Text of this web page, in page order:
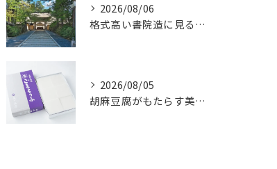
2026/08/06
格式高い書院造に見る金剛峯寺の中世から近世への変遷
2026/08/05
胡麻豆腐がもたらす美肌の秘密：ビタミンEと抗酸化成分の力